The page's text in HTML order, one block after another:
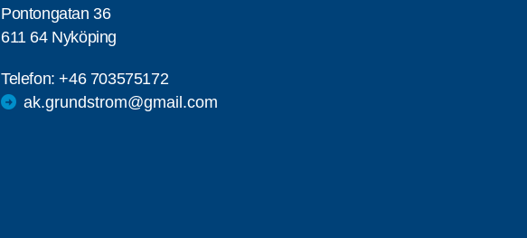
Pontongatan 36
611 64 Nyköping
Telefon:+46 703575172
ak.grundstrom@gmail.com